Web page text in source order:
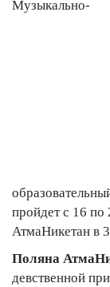
Музыкально-
пройдет с 16 по
АтмаНикетан в
Поляна
девственной